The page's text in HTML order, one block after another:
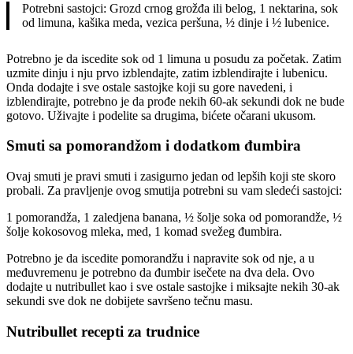
Potrebni sastojci: Grozd crnog grožđa ili belog, 1 nektarina, sok
od limuna, kašika meda, vezica peršuna, ½ dinje i ½ lubenice.
Potrebno je da iscedite sok od 1 limuna u posudu za početak. Zatim
uzmite dinju i nju prvo izblendajte, zatim izblendirajte i lubenicu.
Onda dodajte i sve ostale sastojke koji su gore navedeni, i
izblendirajte, potrebno je da prođe nekih 60-ak sekundi dok ne bude
gotovo. Uživajte i podelite sa drugima, bićete očarani ukusom.
Smuti sa pomorandžom i dodatkom đumbira
Ovaj smuti je pravi smuti i zasigurno jedan od lepših koji ste skoro
probali. Za pravljenje ovog smutija potrebni su vam sledeći sastojci:
1 pomorandža, 1 zaledjena banana, ½ šolje soka od pomorandže, ½
šolje kokosovog mleka, med, 1 komad svežeg đumbira.
Potrebno je da iscedite pomorandžu i napravite sok od nje, a u
međuvremenu je potrebno da đumbir isečete na dva dela. Ovo
dodajte u nutribullet kao i sve ostale sastojke i miksajte nekih 30-ak
sekundi sve dok ne dobijete savršeno tečnu masu.
Nutribullet recepti za trudnice